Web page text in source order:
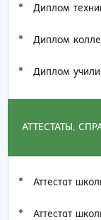
Диплом
Диплом
Диплом
АТТЕСТАТЫ,
Аттестат
Аттестат